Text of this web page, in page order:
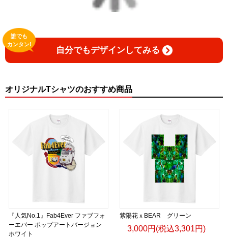
自分でもデザインしてみる
誰でも
カンタン!
オリジナルTシャツのおすすめ商品
『人気No.1』Fab4Ever ファブフォ
ーエバー ポップアートバージョン
ホワイト
紫陽花ｘBEAR グリーン
3,000円(税込3,301円)